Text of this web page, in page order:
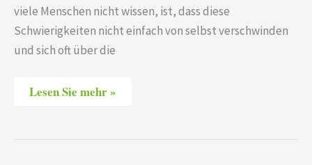
viele Menschen nicht wissen, ist, dass diese
Schwierigkeiten nicht einfach von selbst verschwinden
und sich oft über die
Lesen Sie mehr »